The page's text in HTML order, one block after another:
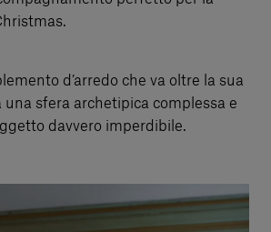
d’arredo che va oltre la sua
una sfera archetipica complessa e
davvero imperdibile.